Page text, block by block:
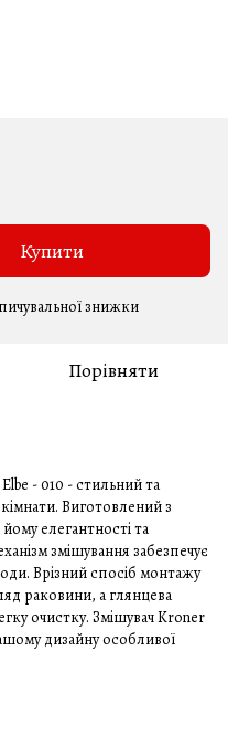
Купити
знижки
Порівняти
- 010 - стильний та
Виготовлений з
елегантності та
змішування забезпечує
Врізний спосіб монтажу
раковини, а глянцева
очистку. Змішувач Kroner
дизайну особливої